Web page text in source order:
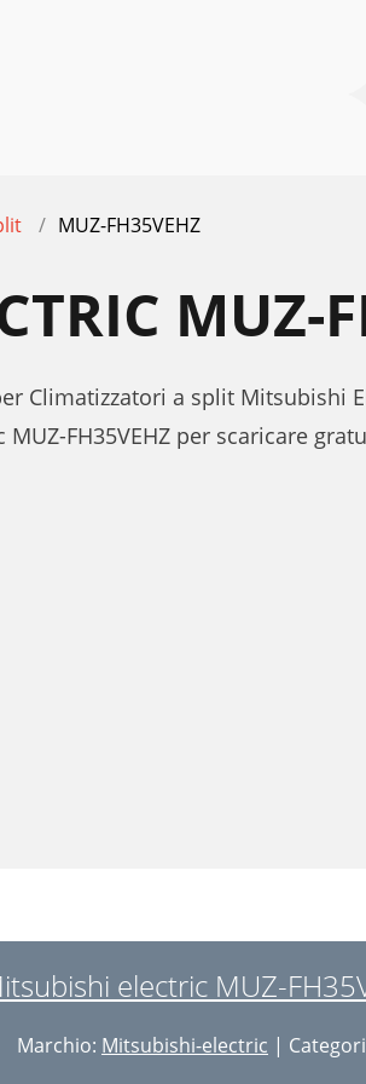
MUZ-FH35VEHZ
MUZ-
Climatizzatori a split Mitsubishi
FH35VEHZ per scaricare
electric MUZ-
Marchio: Mitsubishi-electric |